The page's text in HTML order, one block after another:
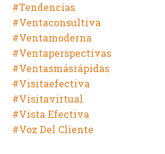
#tendencias
#ventaconsultiva
#ventamoderna
#ventaperspectivas
#ventasmásrápidas
#visitaefectiva
#visitavirtual
#vista Efectiva
#voz Del Cliente